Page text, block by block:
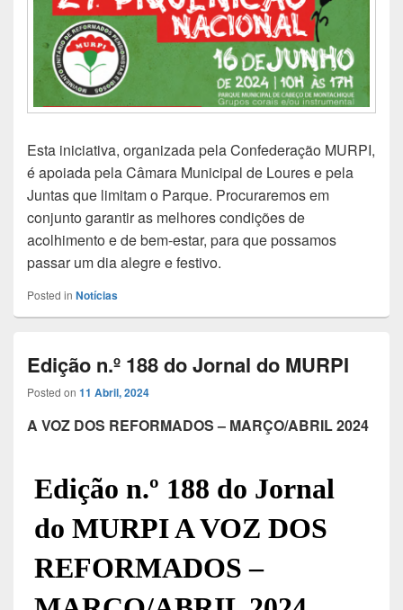
Esta iniciativa, organizada pela Confederação MURPI,
é apoiada pela Câmara Municipal de Loures e pela
Juntas que limitam o Parque. Procuraremos em
conjunto garantir as melhores condições de
acolhimento e de bem-estar, para que possamos
passar um dia alegre e festivo.
Posted in Notícias
Edição n.º 188 do Jornal do MURPI
Posted on 11 Abril, 2024
A VOZ DOS REFORMADOS – MARÇO/ABRIL 2024